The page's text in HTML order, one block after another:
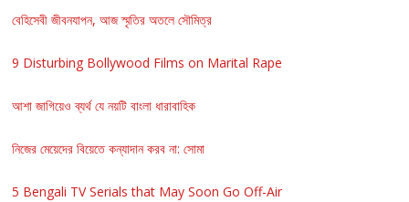
বেহিসেবী জীবনযাপন, আজ স্মৃতির অতলে সৌমিত্র
9 Disturbing Bollywood Films on Marital Rape
আশা জাগিয়েও ব্যর্থ যে নয়টি বাংলা ধারাবাহিক
নিজের মেয়েদের বিয়েতে কন্যাদান করব না: সোমা
5 Bengali TV Serials that May Soon Go Off-Air